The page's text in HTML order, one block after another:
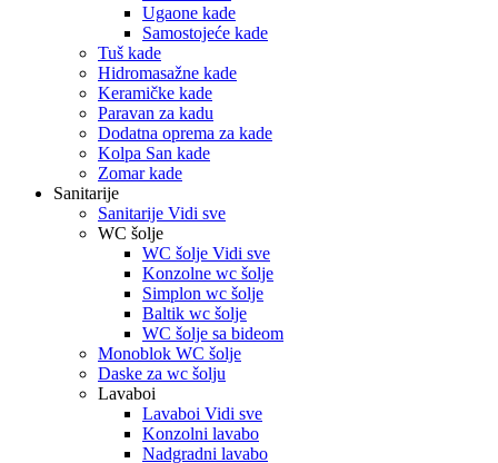
Ugaone kade
Samostojeće kade
Tuš kade
Hidromasažne kade
Keramičke kade
Paravan za kadu
Dodatna oprema za kade
Kolpa San kade
Zomar kade
Sanitarije
Sanitarije Vidi sve
WC šolje
WC šolje Vidi sve
Konzolne wc šolje
Simplon wc šolje
Baltik wc šolje
WC šolje sa bideom
Monoblok WC šolje
Daske za wc šolju
Lavaboi
Lavaboi Vidi sve
Konzolni lavabo
Nadgradni lavabo